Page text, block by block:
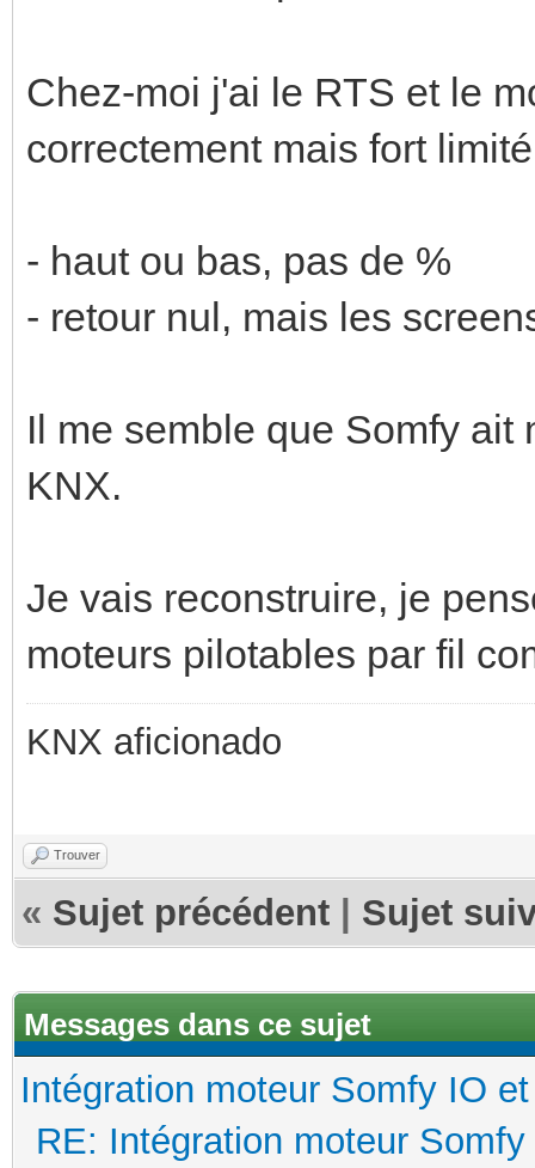
Chez-moi j'ai le RTS et le
correctement mais fort
- haut ou bas, pas de %
- retour nul, mais les
Il me semble que Somfy
KNX.
Je vais reconstruire, je
moteurs pilotables par fil
KNX aficionado
Trouver
« Sujet précédent Sujet
Messages dans ce sujet
Intégration moteur Somfy IO
RE: Intégration moteur